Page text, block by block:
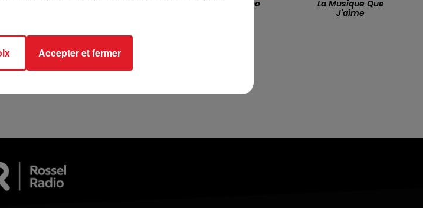
JEUNE PERD LA VIE, NOYÉ À
Bambino
La Musique Que
J'aime
Accepter et fermer